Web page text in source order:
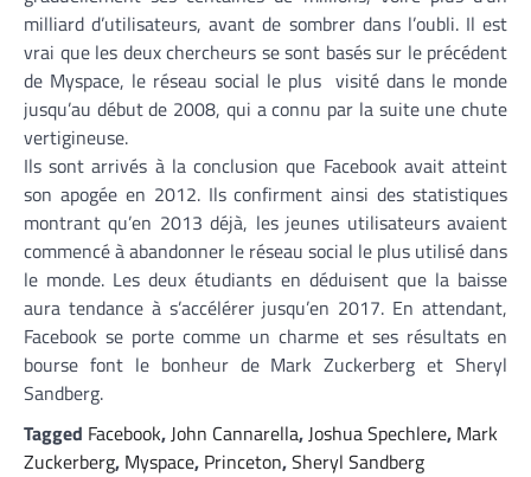
milliard d’utilisateurs, avant de sombrer dans l’oubli. Il est
vrai que les deux chercheurs se sont basés sur le précédent
de Myspace, le réseau social le plus visité dans le monde
jusqu’au début de 2008, qui a connu par la suite une chute
vertigineuse.
Ils sont arrivés à la conclusion que Facebook avait atteint
son apogée en 2012. Ils confirment ainsi des statistiques
montrant qu’en 2013 déjà, les jeunes utilisateurs avaient
commencé à abandonner le réseau social le plus utilisé dans
le monde. Les deux étudiants en déduisent que la baisse
aura tendance à s’accélérer jusqu’en 2017. En attendant,
Facebook se porte comme un charme et ses résultats en
bourse font le bonheur de Mark Zuckerberg et Sheryl
Sandberg.
Tagged Facebook, John Cannarella, Joshua Spechlere, Mark
Zuckerberg, Myspace, Princeton,Sheryl Sandberg